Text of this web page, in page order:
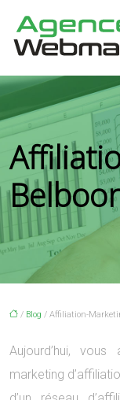
/ Blog / Affiliation-
Aujourd’hui,
marketing